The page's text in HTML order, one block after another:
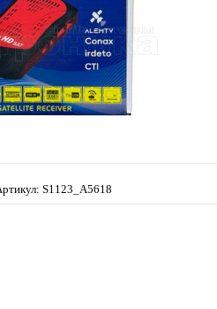
S1123_A5618